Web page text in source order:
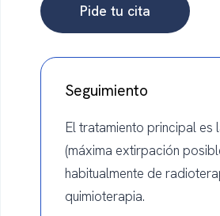
Pide tu cita
Seguimiento
El tratamiento principal es
(máxima extirpación
habitualmente de
quimioterapia.